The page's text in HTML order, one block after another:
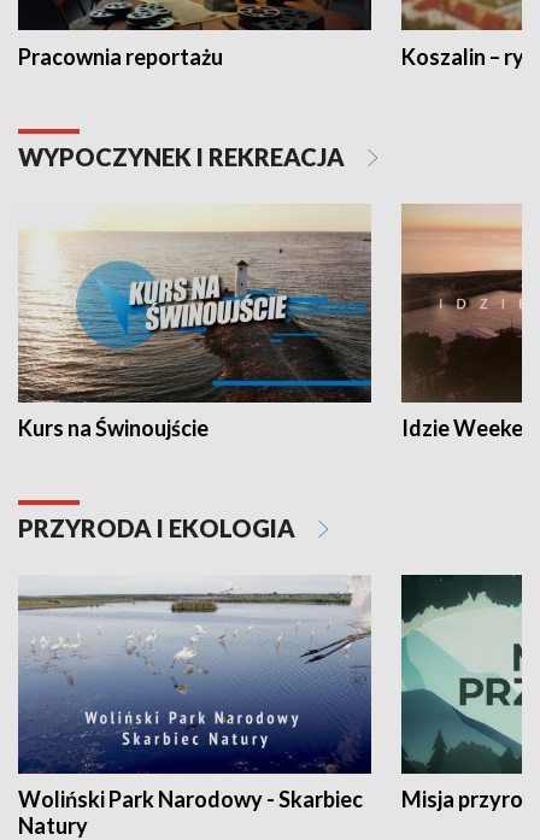
Pracownia reportażu Koszalin –
WYPOCZYNEK I REKREACJA
Kurs na Świnoujście Idzie
PRZYRODA I EKOLOGIA
Woliński Park Narodowy - Skarbiec
Natury
Misja